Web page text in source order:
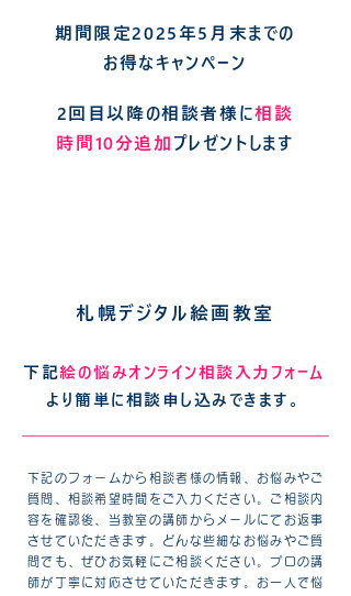
期間限定2025年5月末までの
お得なキャンペーン
2回目以降の相談者様に相談
時間10分追加プレゼントします
札幌デジタル絵画教室
下記絵の悩みオンライン相談入力フォーム
より簡単に相談申し込みできます。
下記のフォームから相談者様の情報、お悩みやご
質問、相談希望時間をご入力ください。ご相談内
容を確認後、当教室の講師からメールにてお返事
させていただきます。どんな些細なお悩みやご質
問でも、ぜひお気軽にご相談ください。プロの講
師が丁寧に対応させていただきます。お一人で悩